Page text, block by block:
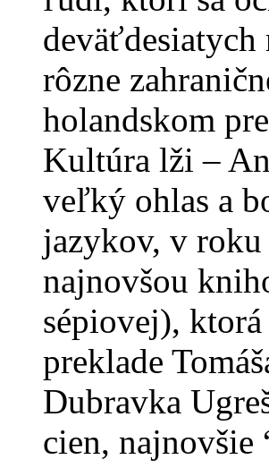
rôzne
holandskom
Kultúra lži –
veľký ohlas a
jazykov, v roku
najnovšou
sépiovej),
preklade
Dubravka
cien, najnovšie